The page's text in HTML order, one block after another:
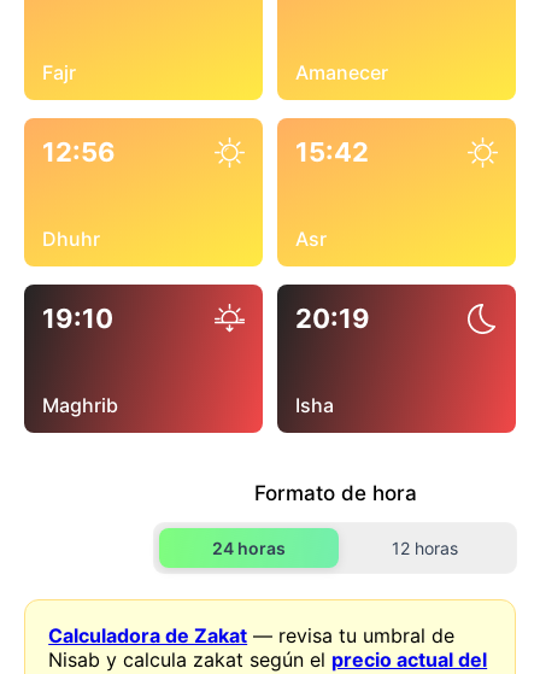
Fajr Amanecer
12:56
Dhuhr
15:42
Asr
19:10
Maghrib
20:19
Isha
Formato de hora
24 horas 12 horas
Calculadora de Zakat — revisa tu umbral de
Nisab y calcula zakat según el precio actual del